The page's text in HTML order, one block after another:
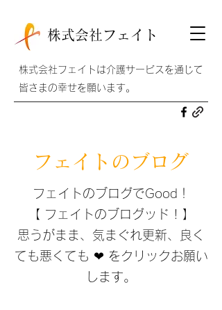
株式会社フェイト
株式会社フェイトは介護サービスを通じて
皆さまの幸せを願います。
フェイトのブログ
フェイトのブログでGood！
【 フェイトのブログッド ! 】
思うがまま、気まぐれ更新、​良く
ても悪くても ❤ をクリックお願い
します。​